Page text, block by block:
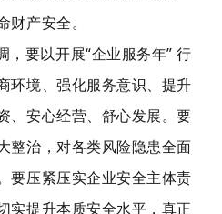
产安全。
，要以开展“企业服务年” 行
环境、强化服务意识、提升
、安心经营、舒心发展。要
整治，对各类风险隐患全面
要压紧压实企业安全主体责
实提升本质安全水平，真正